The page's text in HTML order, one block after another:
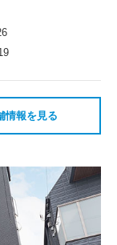
情報を見る